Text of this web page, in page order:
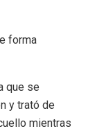
forma
que se
y trató de
mientras